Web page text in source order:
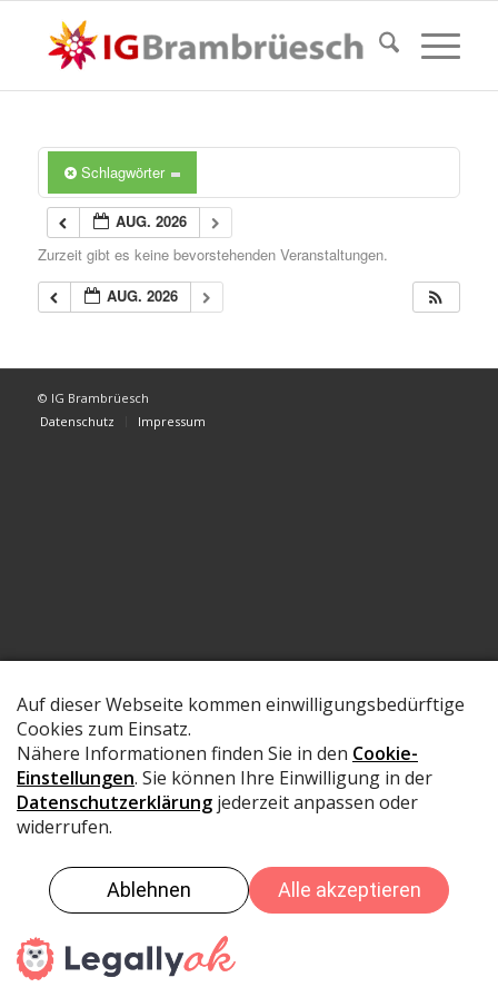
Schlagwörter
AUG. 2026
Zurzeit gibt es keine bevorstehenden Veranstaltungen.
AUG. 2026
© IG Brambrüesch
Datenschutz
Impressum